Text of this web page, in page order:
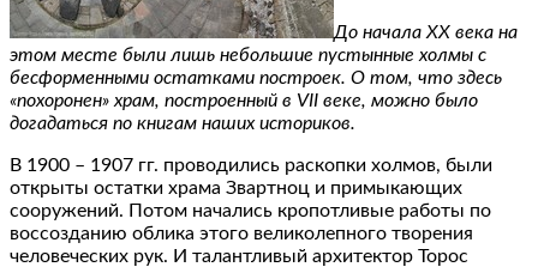
До начала ХХ века на
этом месте были лишь небольшие пустынные холмы с
бесформенными остатками построек. О том, что здесь
«похоронен» храм, построенный в VII веке, можно было
догадаться по книгам наших историков.
В 1900 – 1907 гг. проводились раскопки холмов, были
открыты остатки храма Звартноц и примыкающих
сооружений. Потом начались кропотливые работы по
воссозданию облика этого великолепного творения
человеческих рук. И талантливый архитектор Торос